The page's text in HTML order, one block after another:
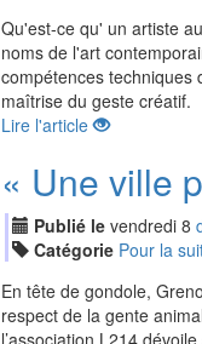
Qu'est-ce qu' un artiste
noms de l'art
compétences techniques
maîtrise du geste créatif.
Lire l'article
« Une ville
Publié le vendredi 8
Catégorie Pour la
En tête de gondole,
respect de la gente
l’association L214